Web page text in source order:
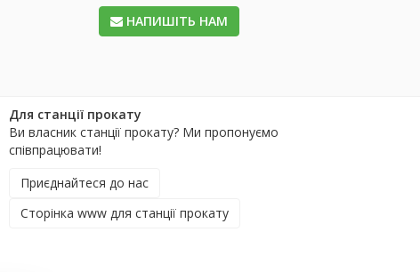
НАПИШІТЬ НАМ
Для станції прокату
Ви власник станції прокату? Ми пропонуємо
співпрацювати!
Приєднайтеся до нас
Сторінка www для станції прокату